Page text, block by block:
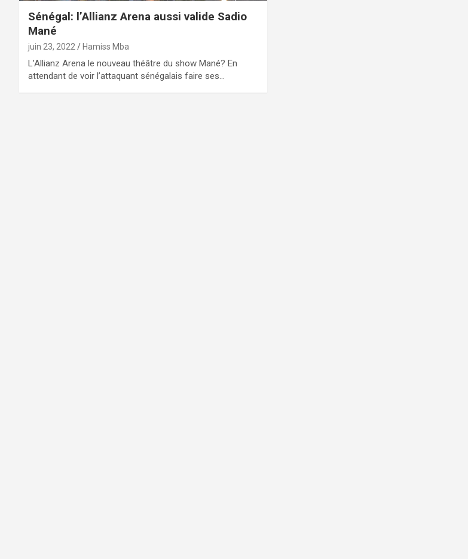
Sénégal: l’Allianz Arena aussi valide Sadio
Mané
juin 23, 2022 Hamiss Mba
L’Allianz Arena le nouveau théâtre du show Mané? En
attendant de voir l’attaquant sénégalais faire ses…